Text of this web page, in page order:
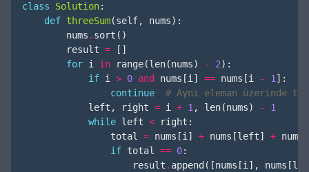
class Solution:
def threeSum(self, nums):
nums . sort ()
result =
[]
for i in range(len(nums) - 2):
if i > 0 and nums [i ] == nums [i - 1 ]:
continue
# Aynı eleman üzerinde
left , right = i + 1 , len(nums) -
1
while left < right :
total
= nums [i ] + nums [left] + nums
if total == 0:
result . append ([nums [i ], nums [